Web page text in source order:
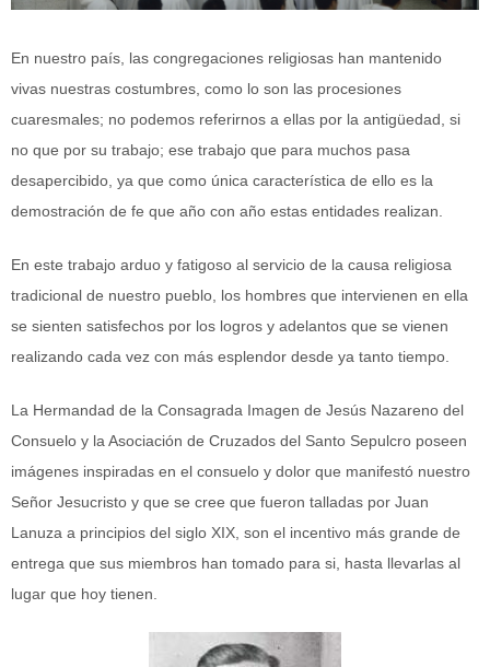
En nuestro país, las congregaciones religiosas han mantenido
vivas nuestras costumbres, como lo son las procesiones
cuaresmales; no podemos referirnos a ellas por la antigüedad, si
no que por su trabajo; ese trabajo que para muchos pasa
desapercibido, ya que como única característica de ello es la
demostración de fe que año con año estas entidades realizan.
En este trabajo arduo y fatigoso al servicio de la causa religiosa
tradicional de nuestro pueblo, los hombres que intervienen en ella
se sienten satisfechos por los logros y adelantos que se vienen
realizando cada vez con más esplendor desde ya tanto tiempo.
La Hermandad de la Consagrada Imagen de Jesús Nazareno del
Consuelo y la Asociación de Cruzados del Santo Sepulcro poseen
imágenes inspiradas en el consuelo y dolor que manifestó nuestro
Señor Jesucristo y que se cree que fueron talladas por Juan
Lanuza a principios del siglo XIX, son el incentivo más grande de
entrega que sus miembros han tomado para si, hasta llevarlas al
lugar que hoy tienen.